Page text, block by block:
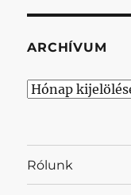
ARCHÍVUM
Archívum
Rólunk